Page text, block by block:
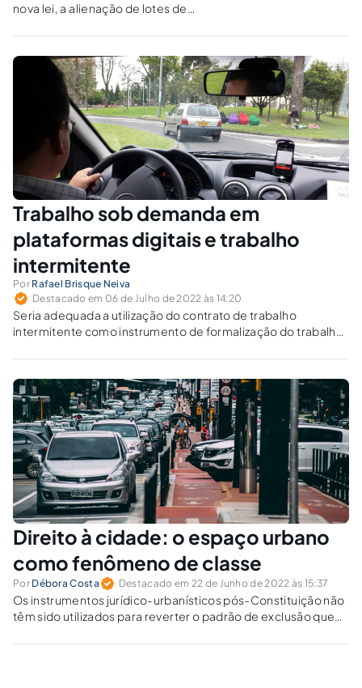
nova lei, a alienação de lotes de
vinculada à construção de casas isoladas ou
geminadas.
Trabalho sob demanda em
plataformas digitais e trabalho
intermitente
Por Rafael Brisque Neiva
Destacado em 06 de Julho de 2022 às 14:20
Seria adequada a utilização do contrato de trabalho
intermitente como instrumento de formalização do trabalho
Direito à cidade: o espaço urbano
como fenômeno de classe
Por Débora Costa Destacado em 22 de Junho de 2022 às 15:37
Os instrumentos jurídico-urbanísticos pós-Constituição não
têm sido utilizados para reverter o padrão de exclusão que